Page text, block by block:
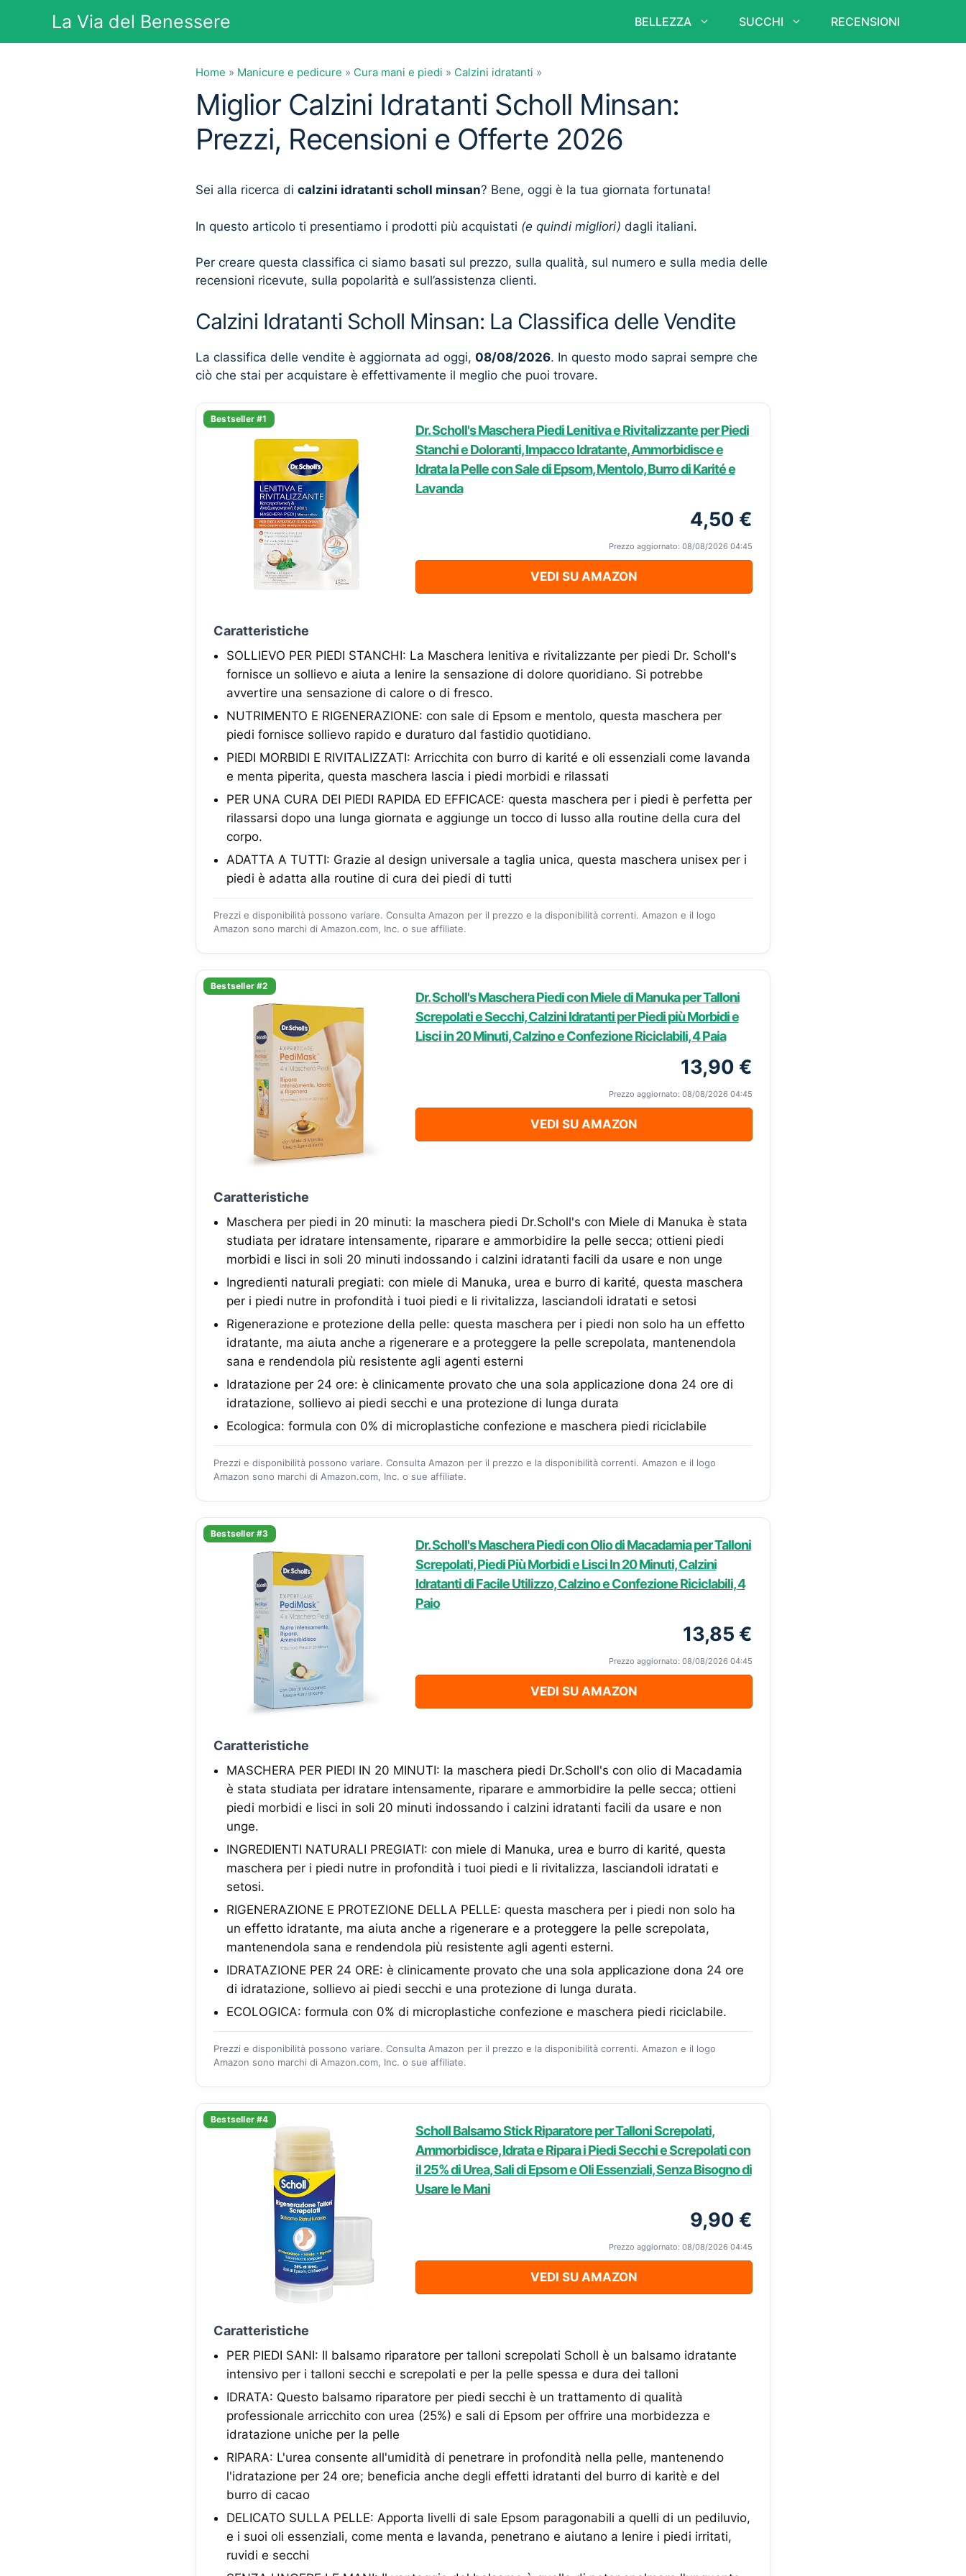
contenuto
La Via del Benessere BELLEZZA SUCCHI RECENSIONI
Home » Manicure e pedicure » Cura mani e piedi » Calzini idratanti »
Miglior Calzini Idratanti Scholl Minsan:
Prezzi, Recensioni e Offerte 2026
Sei alla ricerca di calzini idratanti scholl minsan? Bene, oggi è la tua giornata fortunata!
In questo articolo ti presentiamo i prodotti più acquistati (e quindi migliori) dagli italiani.
Per creare questa classifica ci siamo basati sul prezzo, sulla qualità, sul numero e sulla media delle
recensioni ricevute, sulla popolarità e sull’assistenza clienti.
Calzini Idratanti Scholl Minsan: La Classifica delle Vendite
La classifica delle vendite è aggiornata ad oggi, 08/08/2026. In questo modo saprai sempre che
ciò che stai per acquistare è effettivamente il meglio che puoi trovare.
Bestseller #1
Dr. Scholl's Maschera Piedi Lenitiva e Rivitalizzante per Piedi
Stanchi e Doloranti, Impacco Idratante, Ammorbidisce e
Idrata la Pelle con Sale di Epsom, Mentolo, Burro di Karité e
Lavanda
4,50 €
Prezzo aggiornato: 08/08/2026 04:45
VEDI SU AMAZON
Caratteristiche
SOLLIEVO PER PIEDI STANCHI: La Maschera lenitiva e rivitalizzante per piedi Dr. Scholl's
fornisce un sollievo e aiuta a lenire la sensazione di dolore quoridiano. Si potrebbe
avvertire una sensazione di calore o di fresco.
NUTRIMENTO E RIGENERAZIONE: con sale di Epsom e mentolo, questa maschera per
piedi fornisce sollievo rapido e duraturo dal fastidio quotidiano.
PIEDI MORBIDI E RIVITALIZZATI: Arricchita con burro di karité e oli essenziali come lavanda
e menta piperita, questa maschera lascia i piedi morbidi e rilassati
PER UNA CURA DEI PIEDI RAPIDA ED EFFICACE: questa maschera per i piedi è perfetta per
rilassarsi dopo una lunga giornata e aggiunge un tocco di lusso alla routine della cura del
corpo.
ADATTA A TUTTI: Grazie al design universale a taglia unica, questa maschera unisex per i
piedi è adatta alla routine di cura dei piedi di tutti
Prezzi e disponibilità possono variare. Consulta Amazon per il prezzo e la disponibilità correnti. Amazon e il logo
Amazon sono marchi di Amazon.com, Inc. o sue affiliate.
Bestseller #2
Dr. Scholl's Maschera Piedi con Miele di Manuka per Talloni
Screpolati e Secchi, Calzini Idratanti per Piedi più Morbidi e
Lisci in 20 Minuti, Calzino e Confezione Riciclabili, 4 Paia
13,90 €
Prezzo aggiornato: 08/08/2026 04:45
VEDI SU AMAZON
Caratteristiche
Maschera per piedi in 20 minuti: la maschera piedi Dr.Scholl's con Miele di Manuka è stata
studiata per idratare intensamente, riparare e ammorbidire la pelle secca; ottieni piedi
morbidi e lisci in soli 20 minuti indossando i calzini idratanti facili da usare e non unge
Ingredienti naturali pregiati: con miele di Manuka, urea e burro di karité, questa maschera
per i piedi nutre in profondità i tuoi piedi e li rivitalizza, lasciandoli idratati e setosi
Rigenerazione e protezione della pelle: questa maschera per i piedi non solo ha un effetto
idratante, ma aiuta anche a rigenerare e a proteggere la pelle screpolata, mantenendola
sana e rendendola più resistente agli agenti esterni
Idratazione per 24 ore: è clinicamente provato che una sola applicazione dona 24 ore di
idratazione, sollievo ai piedi secchi e una protezione di lunga durata
Ecologica: formula con 0% di microplastiche confezione e maschera piedi riciclabile
Prezzi e disponibilità possono variare. Consulta Amazon per il prezzo e la disponibilità correnti. Amazon e il logo
Amazon sono marchi di Amazon.com, Inc. o sue affiliate.
Bestseller #3
Dr. Scholl's Maschera Piedi con Olio di Macadamia per Talloni
Screpolati, Piedi Più Morbidi e Lisci In 20 Minuti, Calzini
Idratanti di Facile Utilizzo, Calzino e Confezione Riciclabili, 4
Paio
13,85 €
Prezzo aggiornato: 08/08/2026 04:45
VEDI SU AMAZON
Caratteristiche
MASCHERA PER PIEDI IN 20 MINUTI: la maschera piedi Dr.Scholl's con olio di Macadamia
è stata studiata per idratare intensamente, riparare e ammorbidire la pelle secca; ottieni
piedi morbidi e lisci in soli 20 minuti indossando i calzini idratanti facili da usare e non
unge.
INGREDIENTI NATURALI PREGIATI: con miele di Manuka, urea e burro di karité, questa
maschera per i piedi nutre in profondità i tuoi piedi e li rivitalizza, lasciandoli idratati e
setosi.
RIGENERAZIONE E PROTEZIONE DELLA PELLE: questa maschera per i piedi non solo ha
un effetto idratante, ma aiuta anche a rigenerare e a proteggere la pelle screpolata,
mantenendola sana e rendendola più resistente agli agenti esterni.
IDRATAZIONE PER 24 ORE: è clinicamente provato che una sola applicazione dona 24 ore
di idratazione, sollievo ai piedi secchi e una protezione di lunga durata.
ECOLOGICA: formula con 0% di microplastiche confezione e maschera piedi riciclabile.
Prezzi e disponibilità possono variare. Consulta Amazon per il prezzo e la disponibilità correnti. Amazon e il logo
Amazon sono marchi di Amazon.com, Inc. o sue affiliate.
Bestseller #4
Scholl Balsamo Stick Riparatore per Talloni Screpolati,
Ammorbidisce, Idrata e Ripara i Piedi Secchi e Screpolati con
il 25% di Urea, Sali di Epsom e Oli Essenziali, Senza Bisogno di
Usare le Mani
9,90 €
Prezzo aggiornato: 08/08/2026 04:45
VEDI SU AMAZON
Caratteristiche
PER PIEDI SANI: Il balsamo riparatore per talloni screpolati Scholl è un balsamo idratante
intensivo per i talloni secchi e screpolati e per la pelle spessa e dura dei talloni
IDRATA: Questo balsamo riparatore per piedi secchi è un trattamento di qualità
professionale arricchito con urea (25%) e sali di Epsom per offrire una morbidezza e
idratazione uniche per la pelle
RIPARA: L'urea consente all'umidità di penetrare in profondità nella pelle, mantenendo
l'idratazione per 24 ore; beneficia anche degli effetti idratanti del burro di karitè e del
burro di cacao
DELICATO SULLA PELLE: Apporta livelli di sale Epsom paragonabili a quelli di un pediluvio,
e i suoi oli essenziali, come menta e lavanda, penetrano e aiutano a lenire i piedi irritati,
ruvidi e secchi